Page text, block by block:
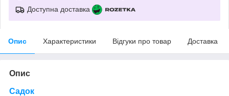
Доступна доставка
Опис Характеристики Відгуки про товар Доставка
Опис
Садок